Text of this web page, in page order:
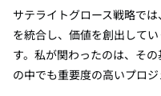
サテライトグロース戦略で
を統合し、価値を創出して
す。私が関わったのは、そ
の中でも重要度の高いプロジ